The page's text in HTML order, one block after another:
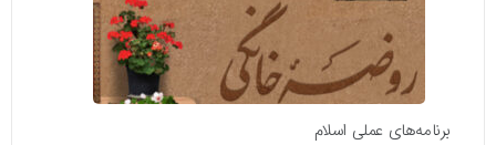
برنامه‌های عملی اسلام